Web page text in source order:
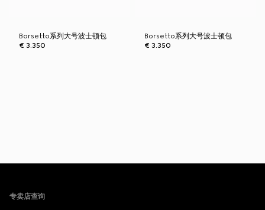
Borsetto系列大号波士顿包
€ 3.350
Borsetto系列大号波士顿包
€ 3.350
专卖店查询